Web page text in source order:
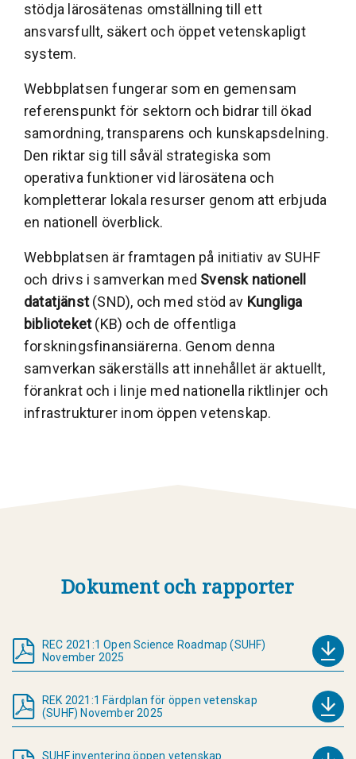
stödja lärosätenas omställning till ett
ansvarsfullt, säkert och öppet vetenskapligt
system.
Webbplatsen fungerar som en gemensam
referenspunkt för sektorn och bidrar till ökad
samordning, transparens och kunskapsdelning.
Den riktar sig till såväl strategiska som
operativa funktioner vid lärosätena och
kompletterar lokala resurser genom att erbjuda
en nationell överblick.
Webbplatsen är framtagen på initiativ av SUHF
och drivs i samverkan med Svensk nationell
datatjänst(SND), och med stöd av Kungliga
biblioteket(KB) och de offentliga
forskningsfinansiärerna. Genom denna
samverkan säkerställs att innehållet är aktuellt,
förankrat och i linje med nationella riktlinjer och
infrastrukturer inom öppen vetenskap.
Dokument och rapporter
REC 2021:1 Open Science Roadmap (SUHF)
November 2025
REK 2021:1 Färdplan för öppen vetenskap
(SUHF) November 2025
SUHF inventering öppen vetenskap